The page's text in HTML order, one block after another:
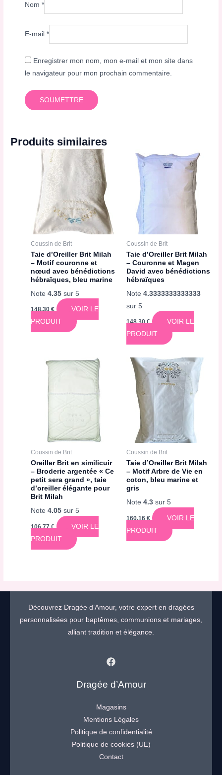
Nom*
E-mail*
Enregistrer mon nom, mon e-mail et mon site dans
le navigateur pour mon prochain commentaire.
Produits similaires
Coussin de Brit
Taie d’Oreiller Brit Milah
– Motif couronne et
nœud avec bénédictions
hébraïques, bleu marine
Note4.35 sur 5
148,30€
VOIR LE
PRODUIT
Coussin de Brit
Taie d’Oreiller Brit Milah
– Couronne et Magen
David avec bénédictions
hébraïques
Note 4.3333333333333
sur 5
148,30€
VOIR LE
PRODUIT
Coussin de Brit
Oreiller Brit en similicuir
– Broderie argentée « Ce
petit sera grand », taie
d’oreiller élégante pour
Brit Milah
Note4.05 sur 5
106,77€
VOIR LE
PRODUIT
Coussin de Brit
Taie d’Oreiller Brit Milah
– Motif Arbre de Vie en
coton, bleu marine et
gris
Note 4.3sur 5
160,16 €
VOIR LE
PRODUIT
Découvrez Dragée d’Amour, votre expert en dragées
personnalisées pour baptêmes, communions et mariages,
alliant tradition et élégance.
Dragée d’Amour
Magasins
Mentions Légales
Politique de confidentialité
Politique de cookies (UE)
Contact